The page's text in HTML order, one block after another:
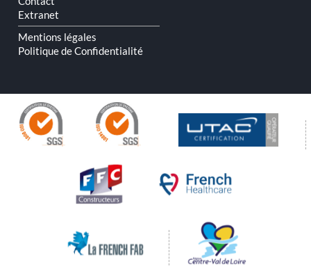
Extranet
Mentions légales
Politique de Confidentialité